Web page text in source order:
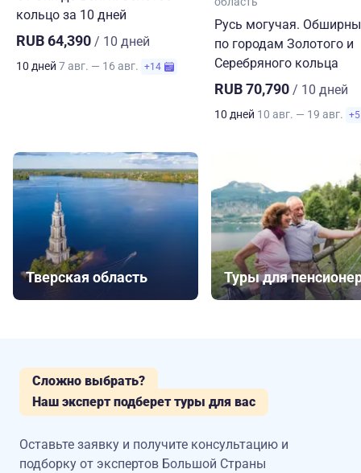
кольцо за 10 дней
RUB 64,390 / 10 дней
10 дней 7 авг. — 16 авг. +14
Русь могучая.
по городам Золотого и
Серебряного кольца
RUB 70,790 / 10 дней
10 дней 10 авг. — 19 авг. +5
Тверская область Туры для
Сложно выбрать?
Наш эксперт подберет туры для вас
Оставьте заявку и получите консультацию и
подборку от экспертов Большой Страны